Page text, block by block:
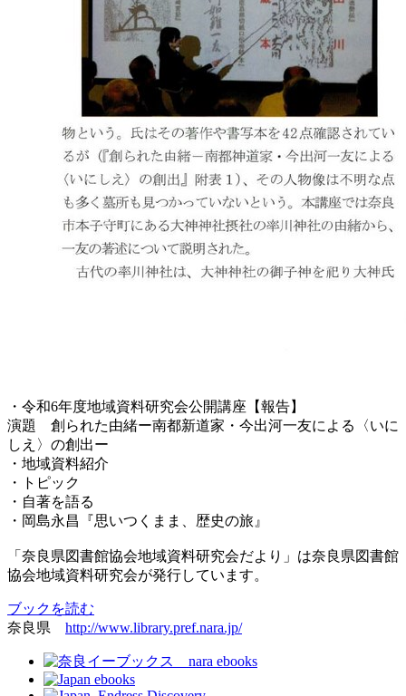
・令和6年度地域資料研究会公開講座【報告】
演題 創られた由緒ー南都新道家・今出河一友による〈いに
しえ〉の創出ー
・地域資料紹介
・トピック
・自著を語る
・岡島永昌『思いつくまま、歴史の旅』
「奈良県図書館協会地域資料研究会だより」は奈良県図書館
協会地域資料研究会が発行しています。
ブックを読む
奈良県 http://www.library.pref.nara.jp/